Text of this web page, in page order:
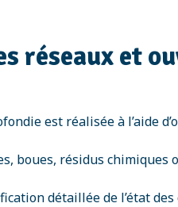
réseaux et
est réalisée à l’aide
boues, résidus
détaillée de l’état